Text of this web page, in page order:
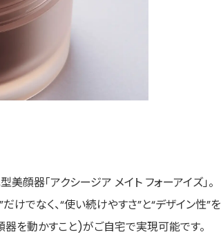
顔器「アクシージア メイト フォーアイズ」。
けでなく、“使い続けやすさ”と“デザイン性”を
器を動かすこと)がご自宅で実現可能です。